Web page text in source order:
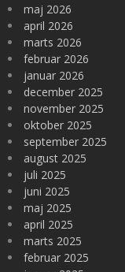
maj 2026
april 2026
marts 2026
februar 2026
januar 2026
december 2025
november 2025
oktober 2025
september 2025
august 2025
juli 2025
juni 2025
maj 2025
april 2025
marts 2025
februar 2025